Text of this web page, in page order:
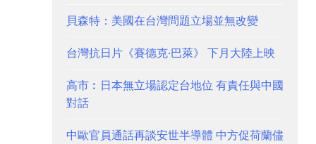
貝森特：美國在台灣問題立場並無改變
台灣抗日片《賽德克·巴萊》 下月大陸上映
高市︰日本無立場認定台地位 有責任與中國
對話
中歐官員通話再談安世半導體 中方促荷蘭儘